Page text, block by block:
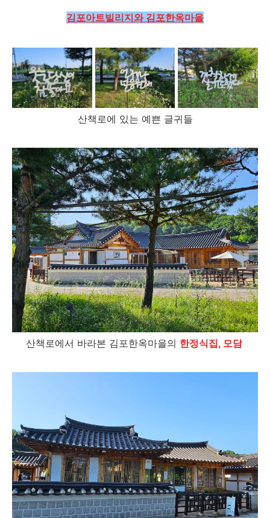
김포아트빌리지와 김포한옥마을
산책로에 있는 예쁜 글귀들
산책로에서 바라본 김포한옥마을의 한정식집, 모담